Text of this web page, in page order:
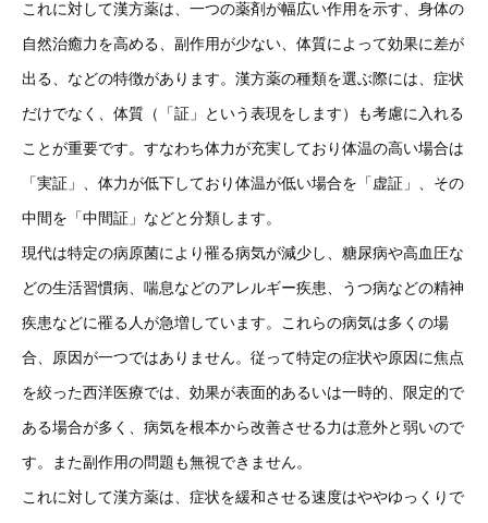
これに対して漢方薬は、一つの薬剤が幅広い作用を示す、身体の
自然治癒力を高める、副作用が少ない、体質によって効果に差が
出る、などの特徴があります。漢方薬の種類を選ぶ際には、症状
だけでなく、体質（「証」という表現をします）も考慮に入れる
ことが重要です。すなわち体力が充実しており体温の高い場合は
「実証」、体力が低下しており体温が低い場合を「虚証」、その
中間を「中間証」などと分類します。
現代は特定の病原菌により罹る病気が減少し、糖尿病や高血圧な
どの生活習慣病、喘息などのアレルギー疾患、うつ病などの精神
疾患などに罹る人が急増しています。これらの病気は多くの場
合、原因が一つではありません。従って特定の症状や原因に焦点
を絞った西洋医療では、効果が表面的あるいは一時的、限定的で
ある場合が多く、病気を根本から改善させる力は意外と弱いので
す。また副作用の問題も無視できません。
これに対して漢方薬は、症状を緩和させる速度はややゆっくりで